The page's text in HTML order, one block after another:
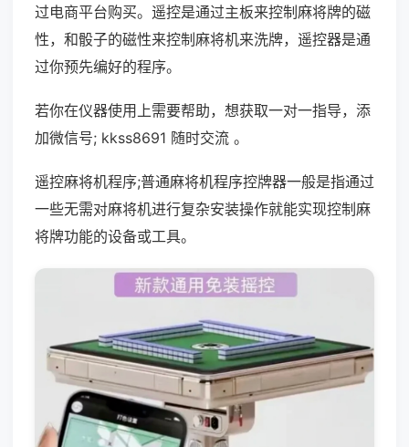
过电商平台购买。遥控是通过主板来控制麻将牌的磁
性，和骰子的磁性来控制麻将机来洗牌，遥控器是通
过你预先编好的程序。
若你在仪器使用上需要帮助，想获取一对一指导，添
加微信号; kkss8691 随时交流 。
遥控麻将机程序;普通麻将机程序控牌器一般是指通过
一些无需对麻将机进行复杂安装操作就能实现控制麻
将牌功能的设备或工具。